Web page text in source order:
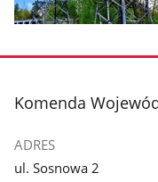
zdjęcie
galerii.
stopka
Komenda
ADRES
ul. Sosnowa 2